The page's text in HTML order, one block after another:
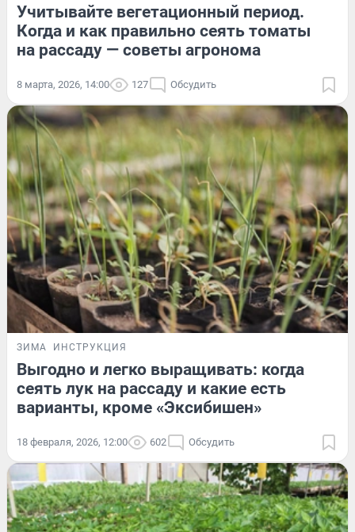
Учитывайте вегетационный период.
Когда и как правильно сеять томаты
на рассаду — советы агронома
8 марта, 2026, 14:00 127 Обсудить
ЗИМА ИНСТРУКЦИЯ
Выгодно и легко выращивать: когда
сеять лук на рассаду и какие есть
варианты, кроме «Эксибишен»
18 февраля, 2026, 12:00 602 Обсудить